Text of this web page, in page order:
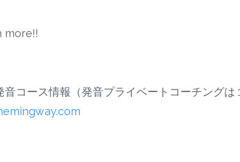
more!!
音コース情報（発音プライベートコーチングは